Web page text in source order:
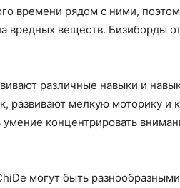
времени рядом с ними,
вредных веществ. Бизиборды
различные навыки и
развивают мелкую моторику
концентрировать
могут быть